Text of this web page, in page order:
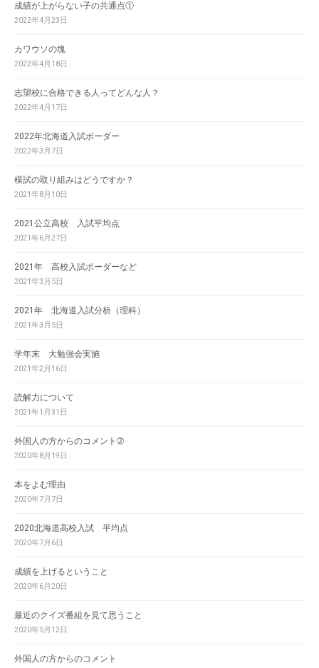
成績が上がらない子の共通点①
2022年4月23日
カワウソの塊
2022年4月18日
志望校に合格できる人ってどんな人？
2022年4月17日
2022年北海道入試ボーダー
2022年3月7日
模試の取り組みはどうですか？
2021年8月10日
2021公立高校 入試平均点
2021年6月27日
2021年 高校入試ボーダーなど
2021年3月5日
2021年 北海道入試分析（理科）
2021年3月5日
学年末 大勉強会実施
2021年2月16日
読解力について
2021年1月31日
外国人の方からのコメント➁
2020年8月19日
本をよむ理由
2020年7月7日
2020北海道高校入試 平均点
2020年7月6日
成績を上げるということ
2020年6月20日
最近のクイズ番組を見て思うこと
2020年5月12日
外国人の方からのコメント